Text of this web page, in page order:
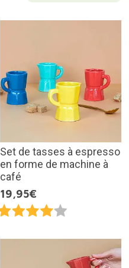
Set de tasses à espresso
en forme de machine à
café
19,95€